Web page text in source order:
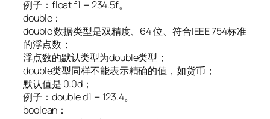
例子：float f1 = 234.5f。
double：
double 数据类型是双精度、64 位、符合IEEE 754标准
的浮点数；
浮点数的默认类型为double类型；
double类型同样不能表示精确的值，如货币；
默认值是 0.0d；
例子：double d1 = 123.4。
boolean：